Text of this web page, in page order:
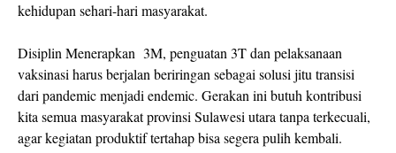
kehidupan sehari-hari masyarakat.
Disiplin Menerapkan 3M, penguatan 3T dan pelaksanaan
vaksinasi harus berjalan beriringan sebagai solusi jitu transisi
dari pandemic menjadi endemic. Gerakan ini butuh kontribusi
kita semua masyarakat provinsi Sulawesi utara tanpa terkecuali,
agar kegiatan produktif tertahap bisa segera pulih kembali.